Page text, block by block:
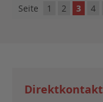
Seite 1 2 3 4
Direktkontakt